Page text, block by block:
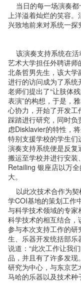
当日的每一场演奏
上洋溢着灿烂的笑容
兴致地前来对系统一探
该演奏支持系统在
艺术大学担任外聘讲
北条哲男先生，该大
进行的访问成为了系统
老师们提出了“让肢体
表演”的构想，于是，
心协力，开始了开发工
踩踏进行研究，同时
虑Disklavier的特性，
特别支援学校的学生
演奏支持系统便是反
搬运至学校并进行安
Retailing 银座店以万
大。
以此次技术合作为
学COI基地的策划工作
与科学技术领域的专家
科学技术的相互结合，
参与本次支持工作的
生、乐器开发统括部
说道：“此次工作让我
品，并且有了许多发现
研究为中心，与东京
马哈的乐器以及技术种